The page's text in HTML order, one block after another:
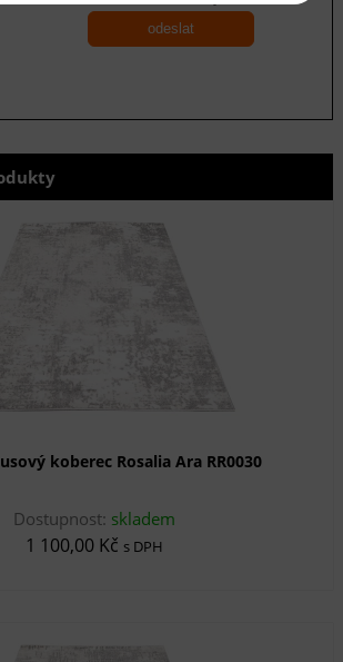
odeslat
koberec Rosalia Ara RR0030
Dostupnost: skladem
1 100,00 Kč s DPH